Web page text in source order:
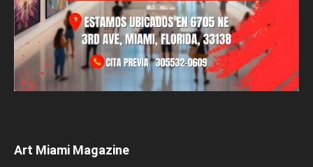
Art Miami Magazine